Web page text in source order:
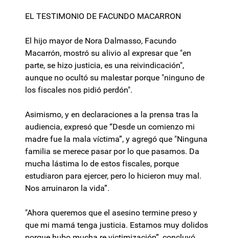
EL TESTIMONIO DE FACUNDO MACARRON
El hijo mayor de Nora Dalmasso, Facundo
Macarrón, mostró su alivio al expresar que "en
parte, se hizo justicia, es una reivindicación",
aunque no ocultó su malestar porque "ninguno de
los fiscales nos pidió perdón".
Asimismo, y en declaraciones a la prensa tras la
audiencia, expresó que “Desde un comienzo mi
madre fue la mala víctima”, y agregó que "Ninguna
familia se merece pasar por lo que pasamos. Da
mucha lástima lo de estos fiscales, porque
estudiaron para ejercer, pero lo hicieron muy mal.
Nos arruinaron la vida”.
"Ahora queremos que el asesino termine preso y
que mi mamá tenga justicia. Estamos muy dolidos